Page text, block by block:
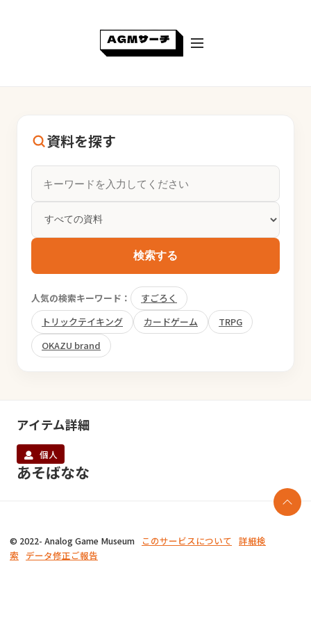
資料を探す
検索する
人気の検索キーワード：
すごろく
トリックテイキング
カードゲーム
TRPG
OKAZU brand
アイテム詳細
個人
あそばなな
© 2022- Analog Game Museum このサービスについて 詳細検
索
データ修正ご報告